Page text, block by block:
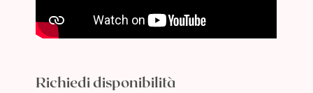
Richiedi disponibilità